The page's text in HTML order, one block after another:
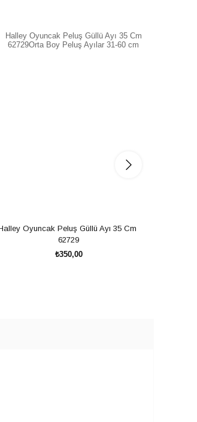
Oyuncak Peluş Güllü Ayı 35 Cm
62729
₺350,00